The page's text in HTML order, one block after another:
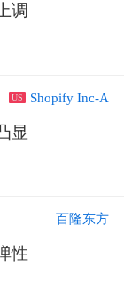
调
US Shopify Inc-A
显
百隆东方
性